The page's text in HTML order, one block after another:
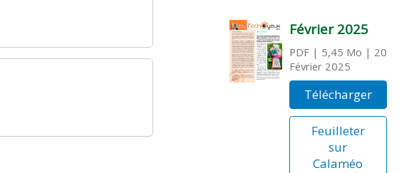
Février 2025
PDF| 5,45 Mo | 20
Février 2025
Télécharger
Feuilleter
sur
Calaméo